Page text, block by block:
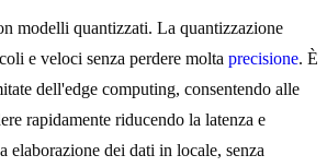
modelli quantizzati. La quantizzazione
e veloci senza perdere molta precisione. È
dell'edge computing, consentendo alle
rapidamente riducendo la latenza e
elaborazione dei dati in locale, senza